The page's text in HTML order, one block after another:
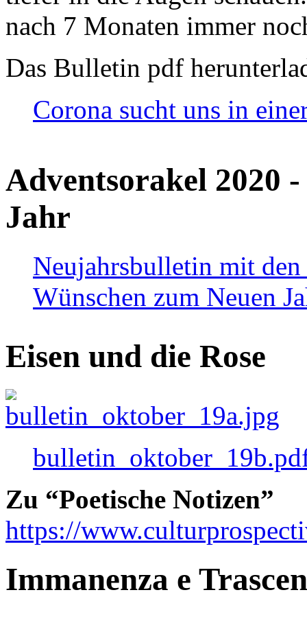
nach 7 Monaten immer
Das Bulletin pdf
Corona sucht uns in
Adventsorakel 2020
Jahr
Neujahrsbulletin mit den
Wünschen zum Neuen
Eisen und die Rose
Zu “Poetische Notizen”
https://
Immanenza e